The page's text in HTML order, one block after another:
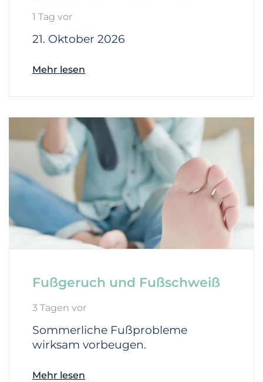
1 Tag vor
21. Oktober 2026
Mehr lesen
Fußgeruch und Fußschweiß
3 Tagen vor
Sommerliche Fußprobleme
wirksam vorbeugen.
Mehr lesen